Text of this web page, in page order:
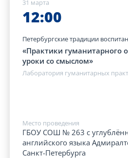
31 марта
12:00
Петербургские традиции
«Практики гуманитарного
уроки со смыслом»
Лаборатория гуманитарных
Место проведения
ГБОУ СОШ № 263 с
английского языка
Санкт-Петербурга